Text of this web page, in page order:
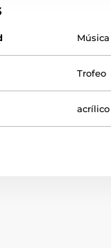
Música
Trofeo
acrílico